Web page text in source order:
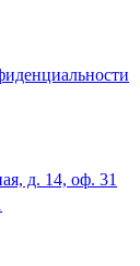
д. 14, оф. 31